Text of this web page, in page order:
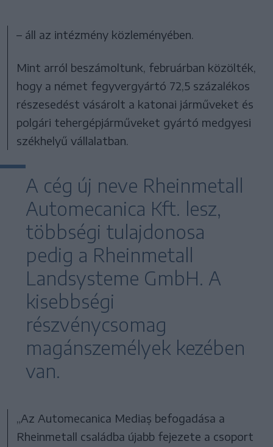
– áll az intézmény közleményében.
Mint arról beszámoltunk, februárban közölték,
hogy a német fegyvergyártó 72,5 százalékos
részesedést vásárolt a katonai járműveket és
polgári tehergépjárműveket gyártó medgyesi
székhelyű vállalatban.
A cég új neve Rheinmetall
Automecanica Kft. lesz,
többségi tulajdonosa
pedig a Rheinmetall
Landsysteme GmbH. A
kisebbségi
részvénycsomag
magánszemélyek kezében
van.
„Az Automecanica Mediaș befogadása a
Rheinmetall családba újabb fejezete a csoport